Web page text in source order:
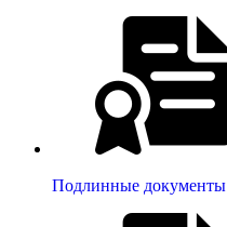
Подлинные